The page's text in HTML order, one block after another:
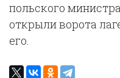
польского
открыли ворота
его.